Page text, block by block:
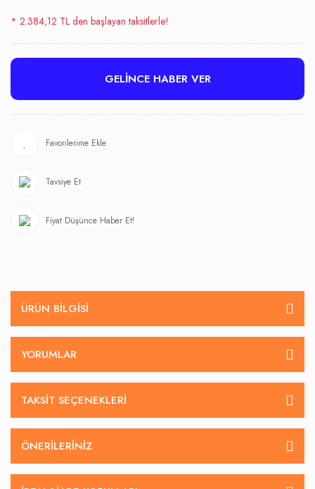
* 2.384,12 TL den başlayan taksitlerle!
GELİNCE HABER VER
Tavsiye Et
Fiyat Düşünce Haber Et!
ÜRÜN BILGISI
YORUMLAR
TAKSIT SEÇENEKLERI
ÖNERILERINIZ